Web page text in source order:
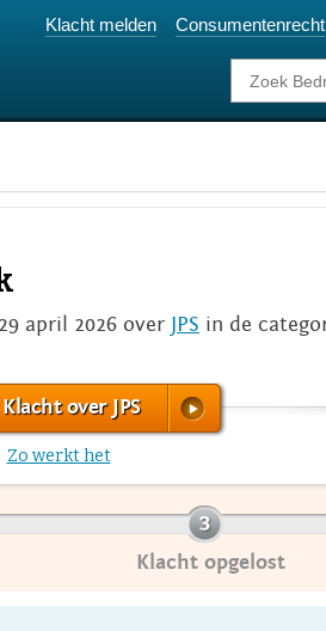
Klacht melden Consumentenrecht
april 2026 over JPS in de
over JPS
Zo werkt het
Klacht opgelost